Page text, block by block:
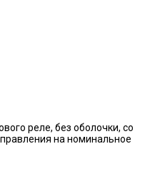
реле, без оболочки, со
на номинальное